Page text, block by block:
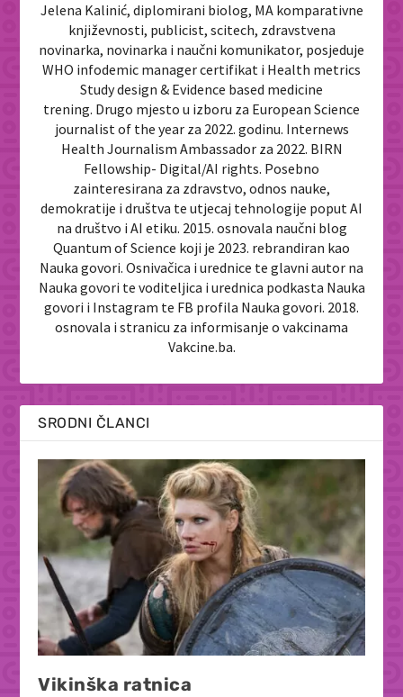
Jelena Kalinić, diplomirani biolog, MA komparativne
književnosti, publicist, scitech, zdravstvena
novinarka, novinarka i naučni komunikator, posjeduje
WHO infodemic manager certifikat i Health metrics
Study design & Evidence based medicine
trening. Drugo mjesto u izboru za European Science
journalist of the year za 2022. godinu. Internews
Health Journalism Ambassador za 2022. BIRN
Fellowship- Digital/AI rights. Posebno
zainteresirana za zdravstvo, odnos nauke,
demokratije i društva te utjecaj tehnologije poput AI
na društvo i AI etiku. 2015. osnovala naučni blog
Quantum of Science koji je 2023. rebrandiran kao
Nauka govori. Osnivačica i urednice te glavni autor na
Nauka govori te voditeljica i urednica podkasta Nauka
govori i Instagram te FB profila Nauka govori. 2018.
osnovala i stranicu za informisanje o vakcinama
Vakcine.ba.
SRODNI ČLANCI
Vikinška ratnica